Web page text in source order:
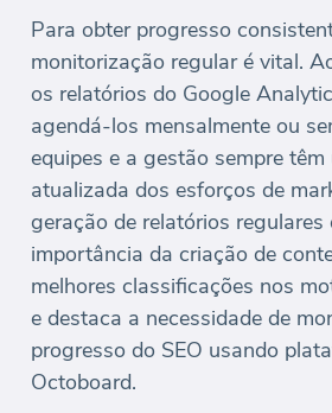
Para obter progresso
monitorização regular é vital.
os relatórios do Google
agendá-los mensalmente ou
equipes e a gestão sempre
atualizada dos esforços de
geração de relatórios regulares
importância da criação de
melhores classificações nos
e destaca a necessidade de
progresso do SEO usando
Octoboard.